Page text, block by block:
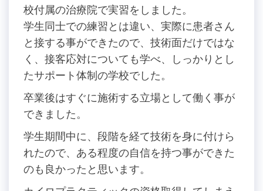
校付属の治療院で実習をしました。
学生同士での練習とは違い、実際に患者さん
と接する事ができたので、技術面だけではな
く、接客応対についても学べ、しっかりとし
たサポート体制の学校でした。
卒業後はすぐに施術する立場として働く事が
できました。
学生期間中に、段階を経て技術を身に付けら
れたので、ある程度の自信を持つ事ができた
のも良かったと思います。